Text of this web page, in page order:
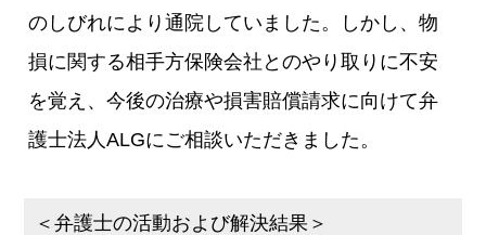
のしびれにより通院していました。しかし、物
損に関する相手方保険会社とのやり取りに不安
を覚え、今後の治療や損害賠償請求に向けて弁
護士法人ALGにご相談いただきました。
＜弁護士の活動および解決結果＞